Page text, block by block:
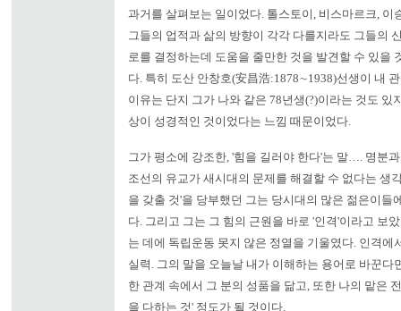
과거를 살펴보는 일이었다. 톨스토이, 비스마르크,
그들의 업적과 삶의 방향이 각각 다를지라도 그들의
로를 결정하는데 도움을 줄만한 것을 발견할 수 있을
다. 특히 도산 안창호(安昌浩:1878∼1938)선생이 내
이유는 단지 그가 나와 같은 78년생(?)이라는 것도 있
상이 성경적인 것이었다는 느낌 때문이었다.
그가 평소에 강조한, '힘을 길러야 한다'는 말…. 명분
조선의 유교가 새시대의 문제를 해결할 수 없다는 생
을 갖출 것'을 당부했던 그는 당시대의 많은 젊은이들
다. 그리고 그는 그 힘의 근원을 바로 '인격'이라고 보
는 데에 독립운동 못지 않은 정열을 기울였다. 인격에
실력. 그의 말을 오늘날 내가 이해하는 용어로 바꾼다
한 관계 속에서 그 분의 성품을 닮고, 또한 나의 맡은
을 다하는 것' 정도가 될 것이다.